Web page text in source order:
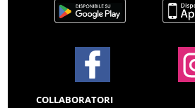
COLLABORATORI